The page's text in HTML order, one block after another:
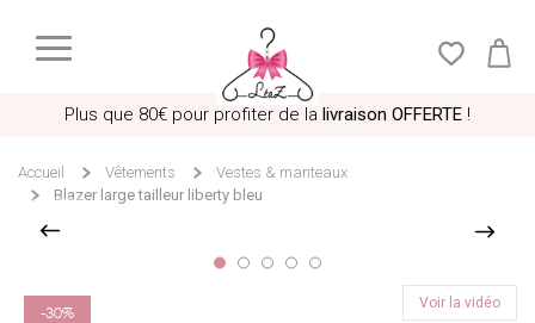
Plus que 80€ pour profiter de la livraison OFFERTE !
Accueil Vêtements
Vestes & manteaux
Blazer large tailleur liberty bleu
Voir la vidéo
20+ personnes regardent actuellement cet article
-30%